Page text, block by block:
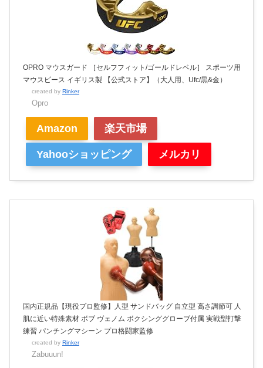
OPRO マウスガード ［セルフフィット/ゴールドレベル］ スポーツ用
マウスピース イギリス製 【公式ストア】（大人用、Ufc/黒&金）
created by Rinker
Opro
Amazon 楽天市場
Yahooショッピング メルカリ
国内正規品【現役プロ監修】人型 サンドバッグ 自立型 高さ調節可 人
肌に近い特殊素材 ボブ ヴェノム ボクシンググローブ付属 実戦型打撃
練習 パンチングマシーン プロ格闘家監修
created by Rinker
Zabuuun!